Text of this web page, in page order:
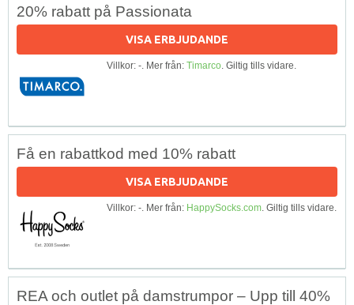
20% rabatt på Passionata
VISA ERBJUDANDE
Villkor: -. Mer från: Timarco. Giltig tills vidare.
Få en rabattkod med 10% rabatt
VISA ERBJUDANDE
Villkor: -. Mer från: HappySocks.com. Giltig tills vidare.
REA och outlet på damstrumpor – Upp till 40%